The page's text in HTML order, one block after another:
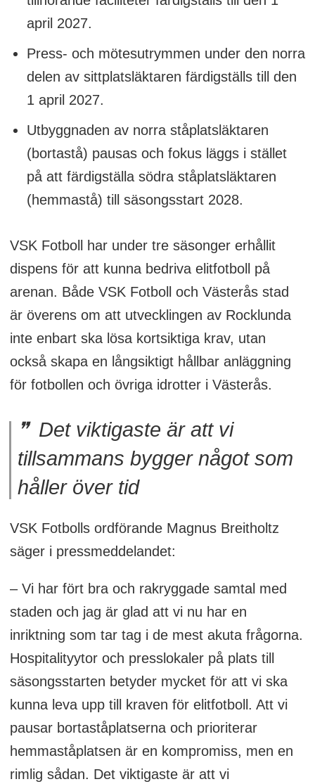
april 2027.
Press- och mötesutrymmen under den norra
delen av sittplatsläktaren färdigställs till den
1 april 2027.
Utbyggnaden av norra ståplatsläktaren
(bortastå) pausas och fokus läggs i stället
på att färdigställa södra ståplatsläktaren
(hemmastå) till säsongsstart 2028.
VSK Fotboll har under tre säsonger erhållit
dispens för att kunna bedriva elitfotboll på
arenan. Både VSK Fotboll och Västerås stad
är överens om att utvecklingen av Rocklunda
inte enbart ska lösa kortsiktiga krav, utan
också skapa en långsiktigt hållbar anläggning
för fotbollen och övriga idrotter i Västerås.
Det viktigaste är att vi
tillsammans bygger något som
håller över tid
VSK Fotbolls ordförande Magnus Breitholtz
säger i pressmeddelandet:
– Vi har fört bra och rakryggade samtal med
staden och jag är glad att vi nu har en
inriktning som tar tag i de mest akuta frågorna.
Hospitalityytor och presslokaler på plats till
säsongsstarten betyder mycket för att vi ska
kunna leva upp till kraven för elitfotboll. Att vi
pausar bortaståplatserna och prioriterar
hemmaståplatsen är en kompromiss, men en
rimlig sådan. Det viktigaste är att vi